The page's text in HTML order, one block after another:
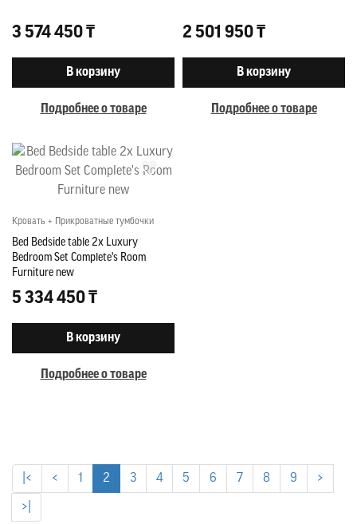
3 574 450 ₸
В корзину
Подробнее о товаре
2 501 950 ₸
В корзину
Подробнее о товаре
Кровать + Прикроватные тумбочки
Bed Bedside table 2x Luxury
Bedroom Set Complete's Room
Furniture new
5 334 450 ₸
В корзину
Подробнее о товаре
|< < 1 2 3 4 5 6 7 8 9 >
>|